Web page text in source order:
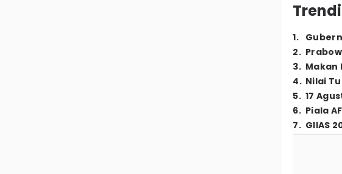
1.
2.
3. Makan
4. Nilai
5. 17
6. Piala
7. GIIAS